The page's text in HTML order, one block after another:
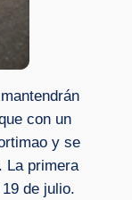
con un
y se
La primera
de julio.